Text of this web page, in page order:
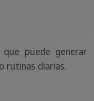
puede generar
rutinas diarias.